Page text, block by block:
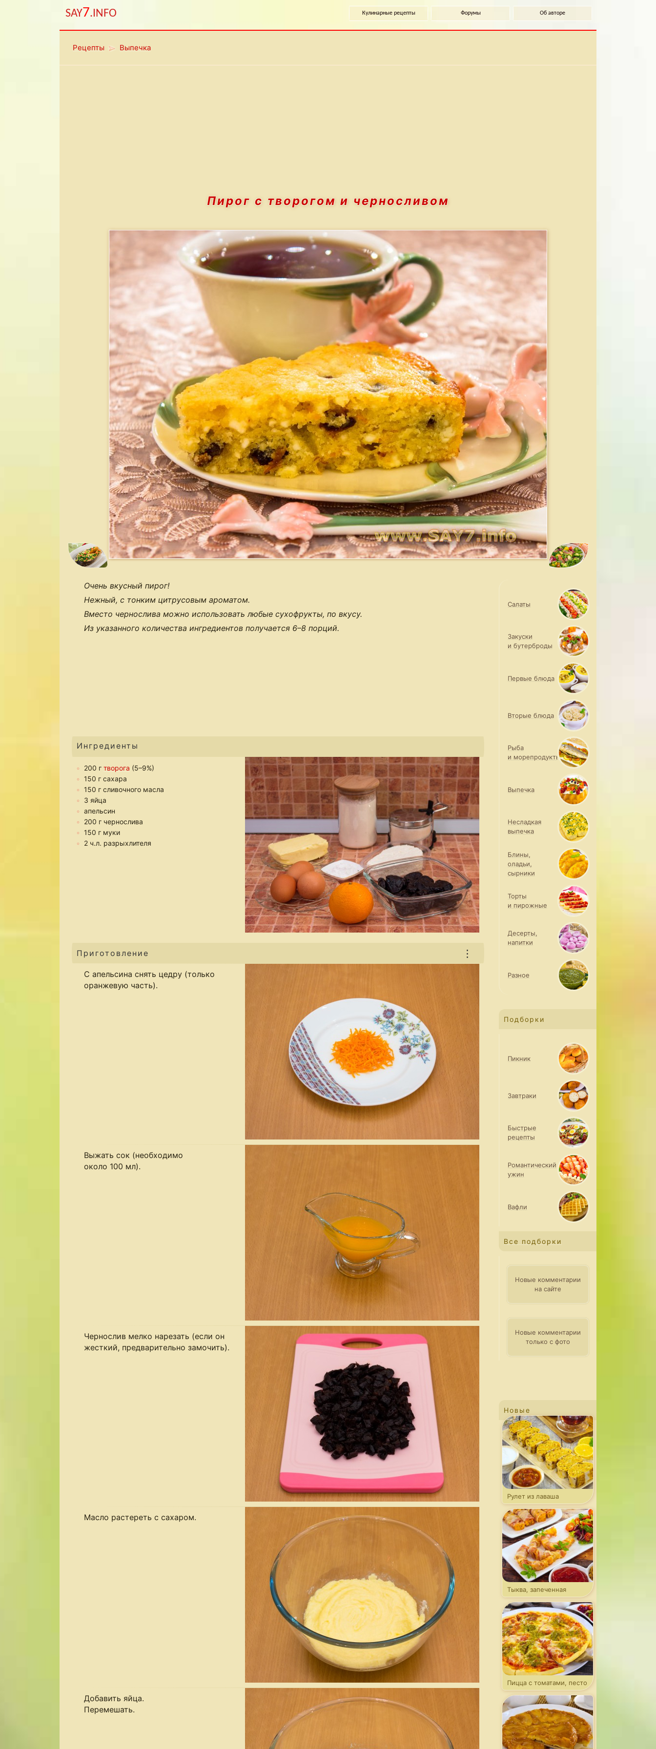
SAY7.INFO Кулинарные рецепты Форумы Об авторе
Рецепты Выпечка
Пирог с творогом и черносливом
Очень вкусный пирог!
Нежный, с тонким цитрусовым ароматом.
Вместо чернослива можно использовать любые сухофрукты, по вкусу.
Из указанного количества ингредиентов получается 6–8 порций.
Ингредиенты
200 г творога (5–9%)
150 г сахара
150 г сливочного масла
3 яйца
апельсин
200 г чернослива
150 г муки
2 ч.л. разрыхлителя
Приготовление ⋮
С апельсина снять цедру (только
оранжевую часть).
Выжать сок (необходимо
около 100 мл).
Чернослив мелко нарезать (если он
жесткий, предварительно замочить).
Масло растереть с сахаром.
Добавить яйца.
Перемешать.
Салаты
Закуски
и бутерброды
Первые блюда
Вторые блюда
Рыба
и морепродукты
Выпечка
Несладкая
выпечка
Блины,
оладьи,
сырники
Торты
и пирожные
Десерты,
напитки
Разное
Подборки
Пикник
Завтраки
Быстрые
рецепты
Романтический
ужин
Вафли
Все подборки
Новые комментарии
на сайте
Новые комментарии
только с фото
Новые
Рулет из лаваша
с капустой
Тыква, запеченная
в беконе
Пицца с томатами, песто
и моцареллой